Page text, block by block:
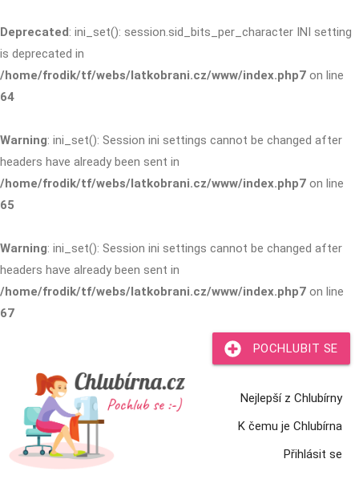
Deprecated: ini_set(): session.sid_bits_per_character INI setting
is deprecated in
/home/frodik/tf/webs/latkobrani.cz/www/index.php7 on line
64
Warning: ini_set(): Session ini settings cannot be changed after
headers have already been sent in
/home/frodik/tf/webs/latkobrani.cz/www/index.php7 on line
65
Warning: ini_set(): Session ini settings cannot be changed after
headers have already been sent in
/home/frodik/tf/webs/latkobrani.cz/www/index.php7 on line
67
Nejlepší z Chlubírny
K čemu je Chlubírna
Přihlásit se
POCHLUBIT SE